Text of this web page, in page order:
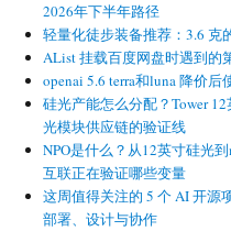
2026年下半年路径
轻量化徒步装备推荐：3.6 克
AList 挂载百度网盘时遇到的
openai 5.6 terra和luna 降价后
硅光产能怎么分配？Tower
光模块供应链的验证线
NPO是什么？从12英寸硅光
互联正在验证哪些变量
这周值得关注的 5 个 AI 开源
部署、设计与协作